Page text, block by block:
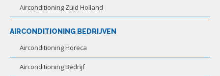
Airconditioning Zuid Holland
AIRCONDITIONING BEDRIJVEN
Airconditioning Horeca
Airconditioning Bedrijf